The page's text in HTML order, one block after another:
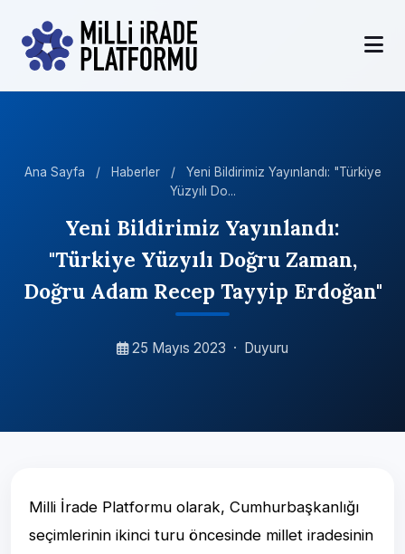
Ana Sayfa / Haberler /
Yeni Bildirimiz Yayınlandı: "Türkiye
Yüzyılı Do...
Yeni Bildirimiz Yayınlandı:
"Türkiye Yüzyılı Doğru Zaman,
Doğru Adam Recep Tayyip Erdoğan"
25 Mayıs 2023 · Duyuru
Milli İrade Platformu olarak, Cumhurbaşkanlığı
seçimlerinin ikinci turu öncesinde millet iradesinin